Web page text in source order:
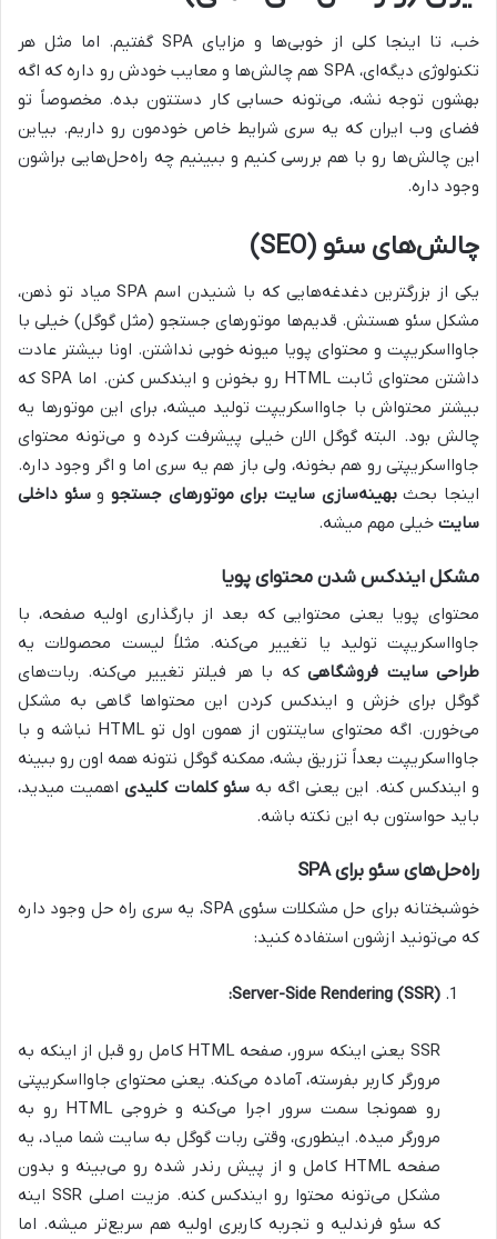
خب، تا اینجا کلی از خوبی‌ها و مزایای SPA گفتیم. اما مثل هر
تکنولوژی دیگه‌ای، SPA هم چالش‌ها و معایب خودش رو داره که اگه
بهشون توجه نشه، می‌تونه حسابی کار دستتون بده. مخصوصاً تو
فضای وب ایران که یه سری شرایط خاص خودمون رو داریم. بیاین
این چالش‌ها رو با هم بررسی کنیم و ببینیم چه راه‌حل‌هایی براشون
وجود داره.
چالش‌های سئو (SEO)
یکی از بزرگترین دغدغه‌هایی که با شنیدن اسم SPA میاد تو ذهن،
مشکل سئو هستش. قدیم‌ها موتورهای جستجو (مثل گوگل) خیلی با
جاوااسکریپت و محتوای پویا میونه خوبی نداشتن. اونا بیشتر عادت
داشتن محتوای ثابت HTML رو بخونن و ایندکس کنن. اما SPA که
بیشتر محتواش با جاوااسکریپت تولید میشه، برای این موتورها یه
چالش بود. البته گوگل الان خیلی پیشرفت کرده و می‌تونه محتوای
جاوااسکریپتی رو هم بخونه، ولی باز هم یه سری اما و اگر وجود داره.
اینجا بحثبهینه‌سازی سایت برای موتورهای جستجو وسئو داخلی
سایت خیلی مهم میشه.
مشکل ایندکس شدن محتوای پویا
محتوای پویا یعنی محتوایی که بعد از بارگذاری اولیه صفحه، با
جاوااسکریپت تولید یا تغییر می‌کنه. مثلاً لیست محصولات یه
طراحی سایت فروشگاهیکه با هر فیلتر تغییر می‌کنه. ربات‌های
گوگل برای خزش و ایندکس کردن این محتواها گاهی به مشکل
می‌خورن. اگه محتوای سایتتون از همون اول تو HTML نباشه و با
جاوااسکریپت بعداً تزریق بشه، ممکنه گوگل نتونه همه اون رو ببینه
و ایندکس کنه. این یعنی اگه بهسئو کلمات کلیدی اهمیت میدید،
باید حواستون به این نکته باشه.
راه‌حل‌های سئو برای SPA
خوشبختانه برای حل مشکلات سئوی SPA، یه سری راه حل وجود داره
که می‌تونید ازشون استفاده کنید:
Server-Side Rendering (SSR):
SSR یعنی اینکه سرور، صفحه HTML کامل رو قبل از اینکه به
مرورگر کاربر بفرسته، آماده می‌کنه. یعنی محتوای جاوااسکریپتی
رو همونجا سمت سرور اجرا می‌کنه و خروجی HTML رو به
مرورگر میده. اینطوری، وقتی ربات گوگل به سایت شما میاد، یه
صفحه HTML کامل و از پیش رندر شده رو می‌بینه و بدون
مشکل می‌تونه محتوا رو ایندکس کنه. مزیت اصلی SSR اینه
که سئو فرندلیه و تجربه کاربری اولیه هم سریع‌تر میشه. اما